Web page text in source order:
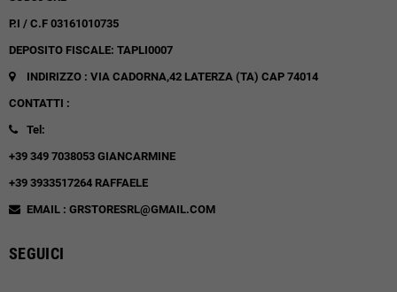
P.I / C.F 03161010735
DEPOSITO FISCALE: TAPLI0007
INDIRIZZO : VIA CADORNA,42 LATERZA (TA) CAP 74014
CONTATTI :
Tel:
+39 349 7038053 GIANCARMINE
+39 3933517264 RAFFAELE
EMAIL : GRSTORESRL@GMAIL.COM
SEGUICI